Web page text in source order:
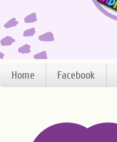
Home Facebook